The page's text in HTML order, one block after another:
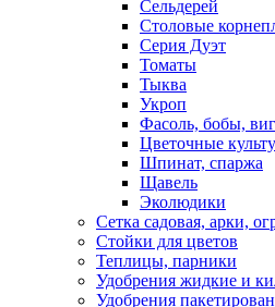
Сельдерей
Столовые
Серия Дуэт
Томаты
Тыква
Укроп
Фасоль, бобы,
Цветочные
Шпинат, спаржа
Щавель
Эколюдики
Сетка садовая, арки,
Стойки для цветов
Теплицы, парники
Удобрения жидкие и
Удобрения